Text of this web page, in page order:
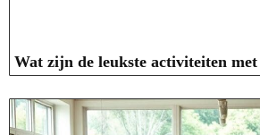
Wat zijn de leukste activiteiten